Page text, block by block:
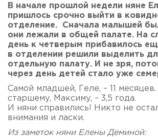
В начале прошлой недели няне
пришлось срочно выйти в
отделение. Сначала малышей
они лежали в общей палате. На
день к четверым прибавилось
в отделении решили выделить
отдельную палату. И не зря,
через день детей стало уже
Самой младшей, Геле, – 11
старшему, Максиму, – 3,5 года.
И няни справились! Никто не
внимания и ласки.
Из заметок няни Елены Деминой: